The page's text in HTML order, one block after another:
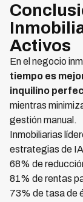
Activos
En el negocio
tiempo es
inquilino
mientras
gestión manual.
Inmobiliarias
estrategias de
68% de
81% de rentas
73% de tasa de